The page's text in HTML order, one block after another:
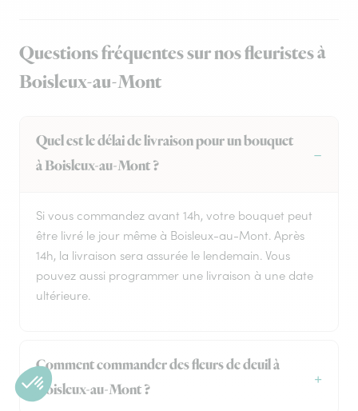
Questions fréquentes sur nos fleuristes à
Boisleux-au-Mont
Quel est le délai de livraison pour un bouquet
à Boisleux-au-Mont ?
Si vous commandez avant 14h, votre bouquet peut
être livré le jour même à Boisleux-au-Mont. Après
14h, la livraison sera assurée le lendemain. Vous
pouvez aussi programmer une livraison à une date
ultérieure.
Comment commander des fleurs de deuil à
Boisleux-au-Mont ?